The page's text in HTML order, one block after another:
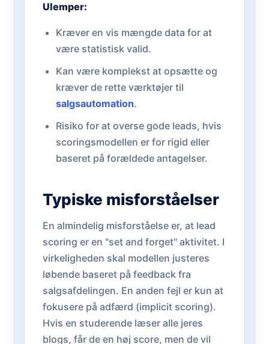
Ulemper:
Kræver en vis mængde data for at
være statistisk valid.
Kan være komplekst at opsætte og
kræver de rette værktøjer til
salgsautomation.
Risiko for at overse gode leads, hvis
scoringsmodellen er for rigid eller
baseret på forældede antagelser.
Typiske misforståelser
En almindelig misforståelse er, at lead
scoring er en "set and forget" aktivitet. I
virkeligheden skal modellen justeres
løbende baseret på feedback fra
salgsafdelingen. En anden fejl er kun at
fokusere på adfærd (implicit scoring).
Hvis en studerende læser alle jeres
blogs, får de en høj score, men de vil